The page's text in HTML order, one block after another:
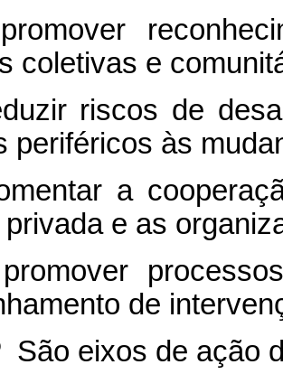
coletivas e
riscos de
periféricos às
a
e as
de
São eixos de ação